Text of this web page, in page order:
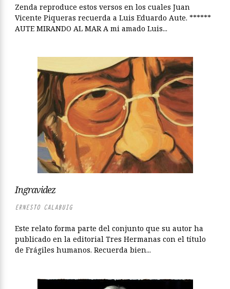
Zenda reproduce estos versos en los cuales Juan
Vicente Piqueras recuerda a Luis Eduardo Aute. ******
AUTE MIRANDO AL MAR A mi amado Luis...
Ingravidez
ERNESTO CALABUIG
Este relato forma parte del conjunto que su autor ha
publicado en la editorial Tres Hermanas con el título
de Frágiles humanos. Recuerda bien...